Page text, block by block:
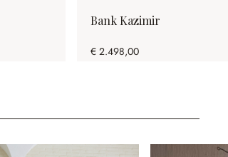
Bank Kazimir
€ 2.498,00